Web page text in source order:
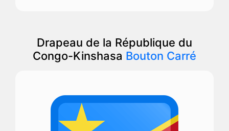
Drapeau de la République du
Congo-Kinshasa Bouton Carré